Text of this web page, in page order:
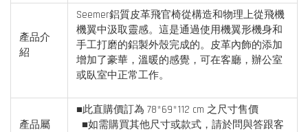
產品介
紹
Seemer鋁質皮革飛官椅從構造和物理上從飛機
機翼中汲取靈感。這是通過使用機翼形機身和
手工打磨的鋁製外殼完成的。皮革內飾的添加
增加了豪華，溫暖的感覺，可在客廳，辦公室
或臥室中正常工作。
產品屬
■此直購價訂為 78*69*112 cm 之尺寸售價
■如需購買其他尺寸或款式，請於問與答跟客